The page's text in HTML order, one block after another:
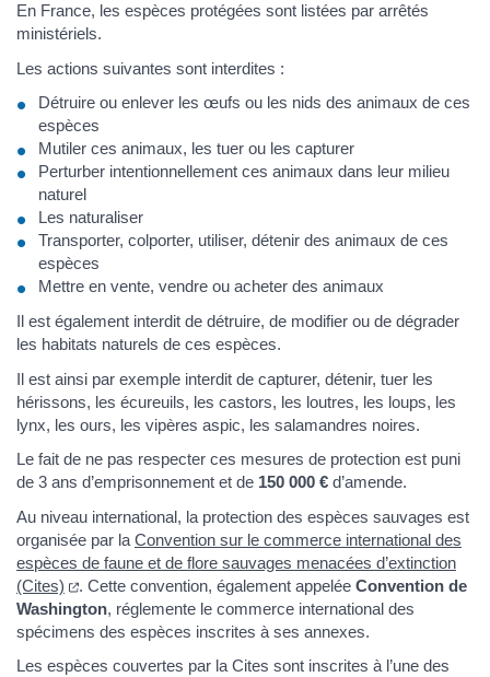
En France, les espèces protégées sont listées par arrêtés
ministériels.
Les actions suivantes sont interdites :
Détruire ou enlever les œufs ou les nids des animaux de ces
espèces
Mutiler ces animaux, les tuer ou les capturer
Perturber intentionnellement ces animaux dans leur milieu
naturel
Les naturaliser
Transporter, colporter, utiliser, détenir des animaux de ces
espèces
Mettre en vente, vendre ou acheter des animaux
Il est également interdit de détruire, de modifier ou de dégrader
les habitats naturels de ces espèces.
Il est ainsi par exemple interdit de capturer, détenir, tuer les
hérissons, les écureuils, les castors, les loutres, les loups, les
lynx, les ours, les vipères aspic, les salamandres noires.
Le fait de ne pas respecter ces mesures de protection est puni
de 3 ans d’emprisonnement et de 150 000 € d’amende.
Au niveau international, la protection des espèces sauvages est
organisée par la Convention sur le commerce international des
espèces de faune et de flore sauvages menacées d’extinction
(Cites)
(ouverture dans un nouvel onglet)
. Cette convention, également appelée Convention de
Washington, réglemente le commerce international des
spécimens des espèces inscrites à ses annexes.
Les espèces couvertes par la Cites sont inscrites à l’une des